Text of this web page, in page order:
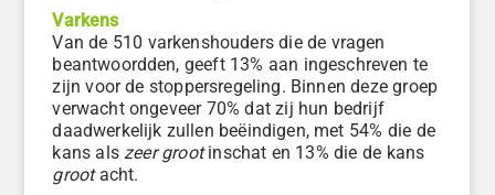
Varkens
Van de 510 varkenshouders die de vragen
beantwoordden, geeft 13% aan ingeschreven te
zijn voor de stoppersregeling. Binnen deze groep
verwacht ongeveer 70% dat zij hun bedrijf
daadwerkelijk zullen beëindigen, met 54% die de
kans alszeer grootinschat en 13% die de kans
grootacht.